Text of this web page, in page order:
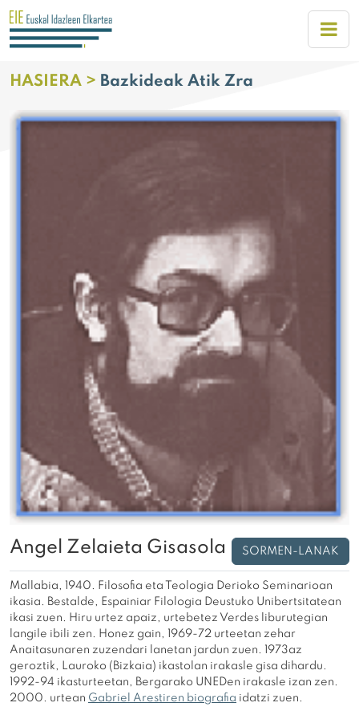
HASIERA > Bazkideak Atik Zra
Angel Zelaieta Gisasola SORMEN-LANAK
Mallabia, 1940. Filosofia eta Teologia Derioko Seminarioan
ikasia. Bestalde, Espainiar Filologia Deustuko Unibertsitatean
ikasi zuen. Hiru urtez apaiz, urtebetez Verdes liburutegian
langile ibili zen. Honez gain, 1969-72 urteetan zehar
Anaitasunaren zuzendari lanetan jardun zuen. 1973az
geroztik, Lauroko (Bizkaia) ikastolan irakasle gisa dihardu.
1992-94 ikasturteetan, Bergarako UNEDen irakasle izan zen.
2000. urtean Gabriel Arestiren biografia idatzi zuen.